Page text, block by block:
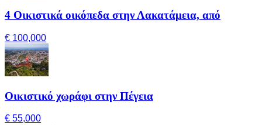
4 Οικιστικά οικόπεδα στην Λακατάμεια, από
€ 100,000
Οικιστικό χωράφι στην Πέγεια
€ 55,000